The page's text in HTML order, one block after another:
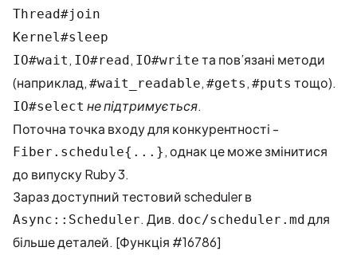
Thread#join
Kernel#sleep
IO#wait , IO#read, IO#write та пов’язані методи
(наприклад, #wait_readable, #gets , #puts тощо).
IO#select не підтримується.
Поточна точка входу для конкурентності -
Fiber.schedule{...} , однак це може змінитися
до випуску Ruby 3.
Зараз доступний тестовий scheduler в
Async::Scheduler. Див. doc/scheduler.md для
більше деталей. [Функція #16786]